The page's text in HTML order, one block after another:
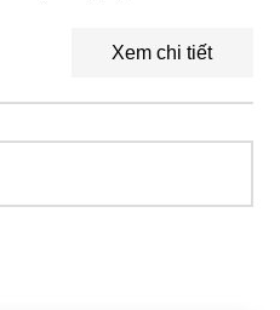
Xem chi tiết